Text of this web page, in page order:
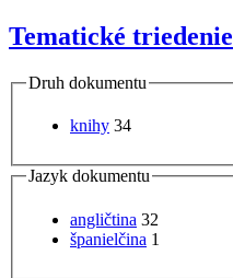
Tematické triedenie
Druh dokumentu
knihy 34
Jazyk dokumentu
angličtina 32
španielčina 1